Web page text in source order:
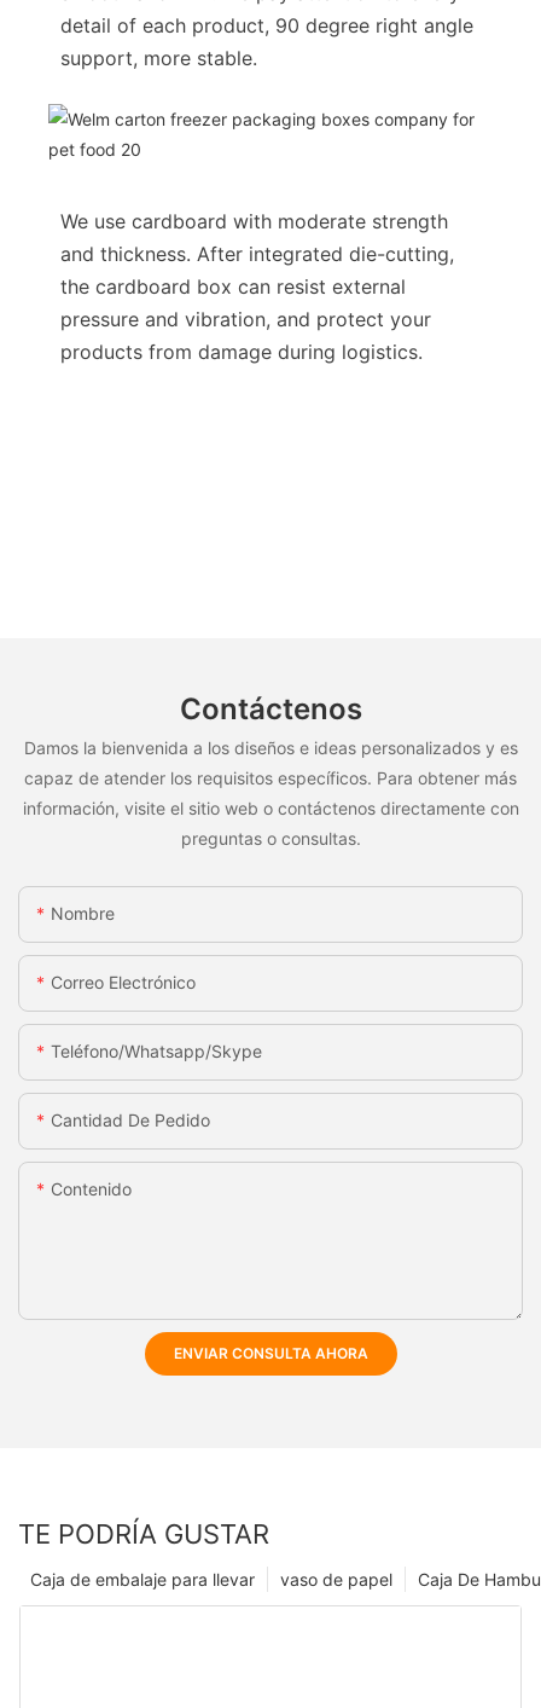
detail of each product, 90 degree right angle
support, more stable.
We use cardboard with moderate strength
and thickness. After integrated die-cutting,
the cardboard box can resist external
pressure and vibration, and protect your
products from damage during logistics.
Contáctenos
Damos la bienvenida a los diseños e ideas personalizados y es
capaz de atender los requisitos específicos. Para obtener más
información, visite el sitio web o contáctenos directamente con
preguntas o consultas.
Nombre
Correo Electrónico
Teléfono/whatsapp/skype
Cantidad De Pedido
Contenido
ENVIAR CONSULTA AHORA
TE PODRÍA GUSTAR
Caja De
vaso de papel
Caja de embalaje para llevar